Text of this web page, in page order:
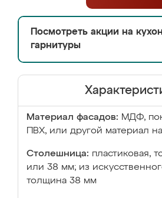
Посмотреть акции на
гарнитуры
Материал фасадов: МДФ,
ПВХ, или другой материал
Столешница: пластиковая,
или 38 мм; из
толщина 38 мм